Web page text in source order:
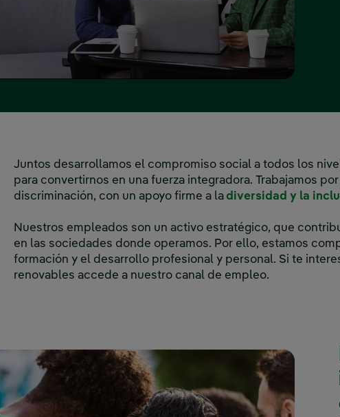
Juntos desarrollamos el compromiso social a todos los
para convertirnos en una fuerza integradora. Trabajamos
discriminación, con un apoyo firme a la diversidad y la
Nuestros empleados son un activo estratégico, que
en las sociedades donde operamos. Por ello, estamos
formación y el desarrollo profesional y personal. Si te
renovables accede a nuestro canal de empleo.